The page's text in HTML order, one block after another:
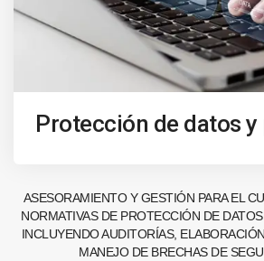
Protección de datos
ASESORAMIENTO Y GESTIÓN PARA EL
NORMATIVAS DE PROTECCIÓN DE
INCLUYENDO AUDITORÍAS,
MANEJO DE BRECHAS DE